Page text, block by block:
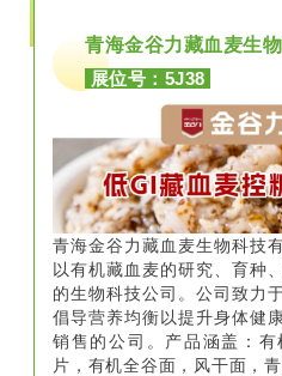
青海金谷力藏血麦生
展位号：5J38
青海金谷力藏血麦生物科技
以有机藏血麦的研究、育种
的生物科技公司。公司致力
倡导营养均衡以提升身体健
销售的公司。产品涵盖：
片，有机全谷面，风干面，